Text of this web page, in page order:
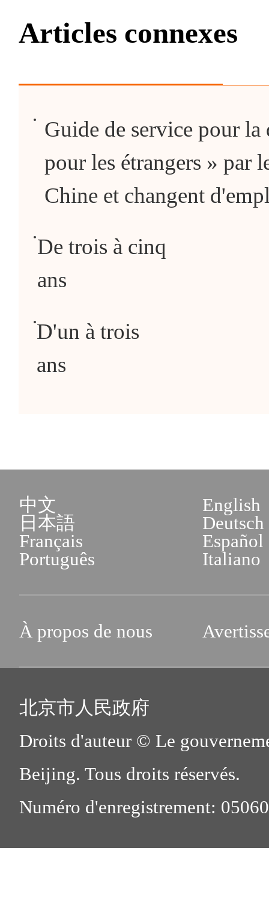
Articles connexes
Guide de service pour
pour les étrangers » par
Chine et changent
De trois à cinq
ans
D'un à trois
ans
中文
English
日本語
Deutsch
Français
Español
Português
Italiano
À propos de nous
北京市人民政府
Droits d'auteur © Le
Beijing. Tous droits réservés.
Numéro d'enregistrement: